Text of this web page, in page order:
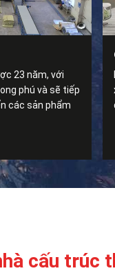
23 năm, với
phú và sẽ tiếp
các sản phẩm
cấu trúc